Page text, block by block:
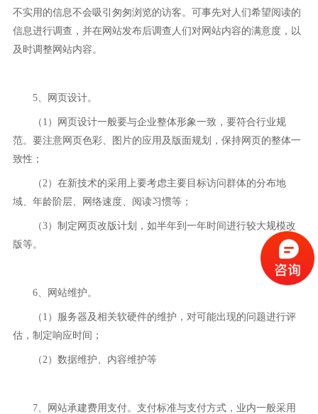
不实用的信息不会吸引匆匆浏览的访客。可事先对人们希望阅读的
信息进行调查，并在网站发布后调查人们对网站内容的满意度，以
及时调整网站内容。
5、网页设计。
（1）网页设计一般要与企业整体形象一致，要符合行业规
范。要注意网页色彩、图片的应用及版面规划，保持网页的整体一
致性；
（2）在新技术的采用上要考虑主要目标访问群体的分布地
域、年龄阶层、网络速度、阅读习惯等；
（3）制定网页改版计划，如半年到一年时间进行较大规模改
版等。
6、网站维护。
（1）服务器及相关软硬件的维护，对可能出现的问题进行评
估，制定响应时间；
（2）数据维护、内容维护等
7、网站承建费用支付。支付标准与支付方式，业内一般采用